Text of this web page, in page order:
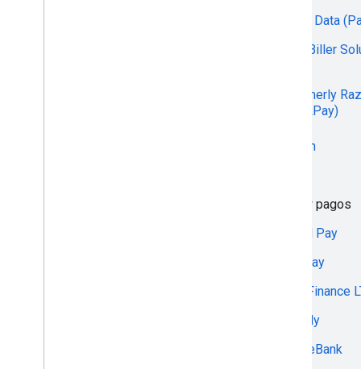
First Data
FIS Biller
(formerly
MOLPay)
Flintn
Flow pagos
Fluid Pay
Flyway
FM Finance
Fondy
ForteBank